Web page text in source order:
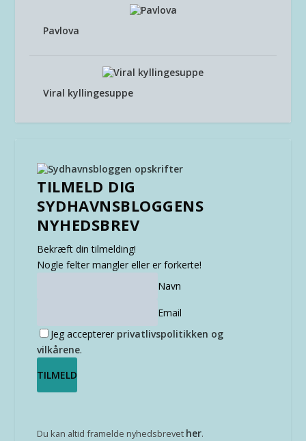
Pavlova
Viral kyllingesuppe
TILMELD DIG
SYDHAVNSBLOGGENS
NYHEDSBREV
Bekræft din tilmelding!
Nogle felter mangler eller er forkerte!
Navn
Email
Jeg accepterer privatlivspolitikken og
vilkårene.
Du kan altid framelde nyhedsbrevet her.